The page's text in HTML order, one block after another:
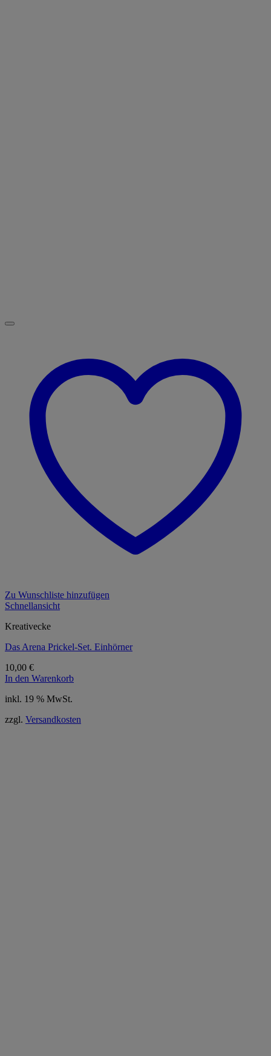
Zu Wunschliste hinzufügen
Schnellansicht
Kreativecke
Das Arena Prickel-Set. Einhörner
10,00 €
In den Warenkorb
inkl. 19 % MwSt.
zzgl. Versandkosten